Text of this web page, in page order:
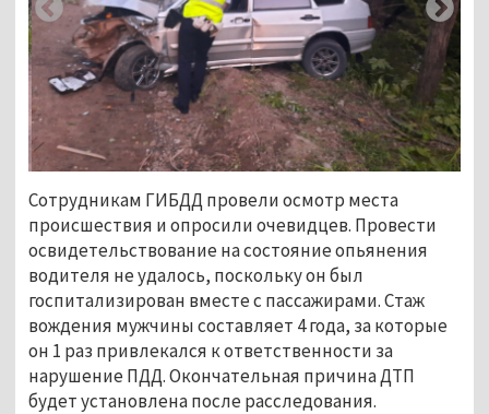
Сотрудникам ГИБДД провели осмотр места
происшествия и опросили очевидцев. Провести
освидетельствование на состояние опьянения
водителя не удалось, поскольку он был
госпитализирован вместе с пассажирами. Стаж
вождения мужчины составляет 4 года, за которые
он 1 раз привлекался к ответственности за
нарушение ПДД. Окончательная причина ДТП
будет установлена после расследования.